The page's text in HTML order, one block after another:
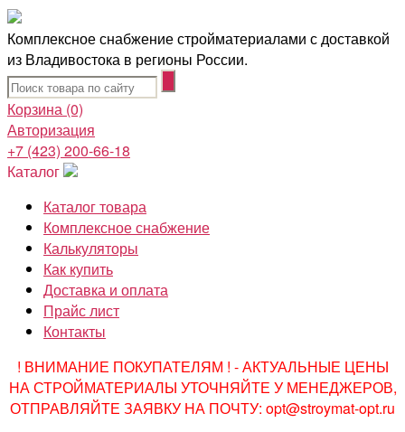
Комплексное снабжение стройматериалами с доставкой
из Владивостока в регионы России.
Корзина (0)
Авторизация
+7 (423) 200-66-18
Каталог
Каталог товара
Комплексное снабжение
Калькуляторы
Как купить
Доставка и оплата
Прайс лист
Контакты
! ВНИМАНИЕ ПОКУПАТЕЛЯМ ! - АКТУАЛЬНЫЕ ЦЕНЫ
НА СТРОЙМАТЕРИАЛЫ УТОЧНЯЙТЕ У МЕНЕДЖЕРОВ,
ОТПРАВЛЯЙТЕ ЗАЯВКУ НА ПОЧТУ: opt@stroymat-opt.ru